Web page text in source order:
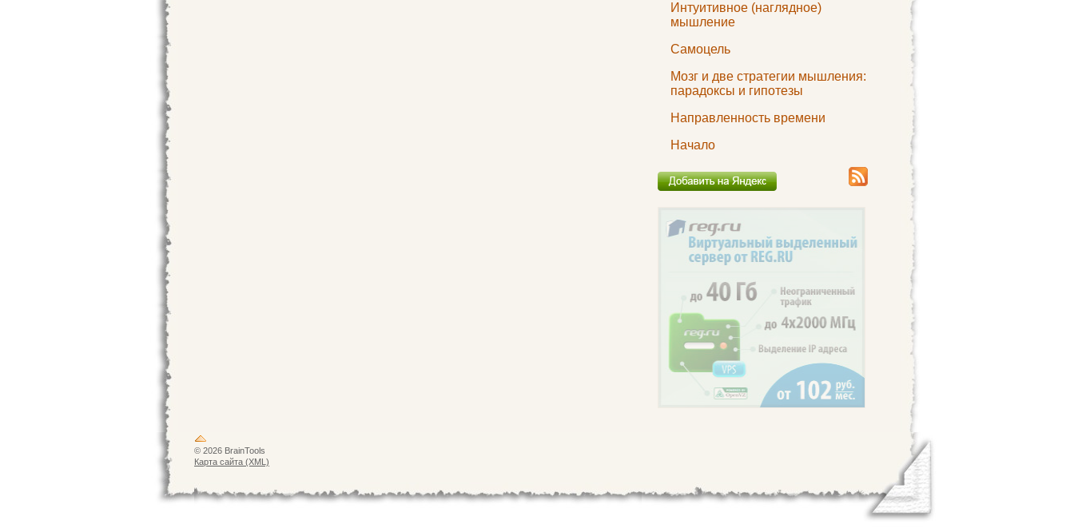
Интуитивное (наглядное)
мышление
Самоцель
Мозг и две стратегии мышления:
парадоксы и гипотезы
Направленность времени
Начало
© 2026 BrainTools
Карта сайта (XML)